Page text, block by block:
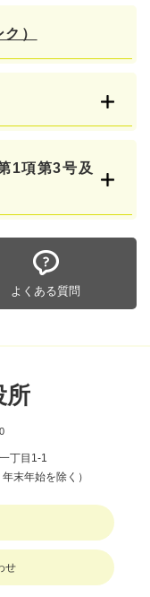
）
1項第3号及
よくある質問
所
丁目1-1
末年始を除く）
せ